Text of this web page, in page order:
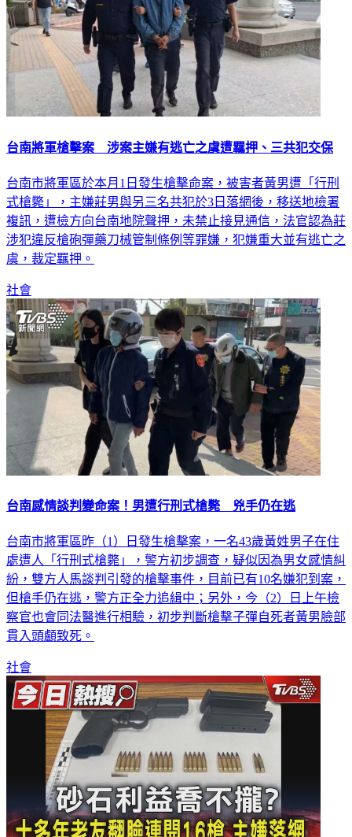
台南將軍槍擊案 涉案主嫌有逃亡之虞遭羈押、三共犯交保
台南市將軍區於本月1日發生槍擊命案，被害者黃男遭「行刑
式槍斃」，主嫌莊男與另三名共犯於3日落網後，移送地檢署
複訊，遭檢方向台南地院聲押，未禁止接見通信，法官認為莊
涉犯違反槍砲彈藥刀械管制條例等罪嫌，犯嫌重大並有逃亡之
虞，裁定羈押。
社會
台南感情談判變命案！男遭行刑式槍斃 兇手仍在逃
台南市將軍區昨（1）日發生槍擊案，一名43歲黃姓男子在住
處遭人「行刑式槍斃」，警方初步調查，疑似因為男女感情糾
紛，雙方人馬談判引發的槍擊事件，目前已有10名嫌犯到案，
但槍手仍在逃，警方正全力追緝中；另外，今（2）日上午檢
察官也會同法醫進行相驗，初步判斷槍擊子彈自死者黃男臉部
貫入頭顱致死。
社會